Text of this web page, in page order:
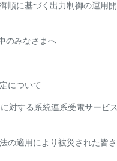
順に基づく出力制御の運用
のみなさまへ
について
対する系統連系受電サービ
の適用により被災された皆